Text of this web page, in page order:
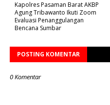
Kapolres Pasaman Barat AKBP
Agung Tribawanto Ikuti Zoom
Evaluasi Penanggulangan
Bencana Sumbar
POSTING KOMENTAR
0 Komentar